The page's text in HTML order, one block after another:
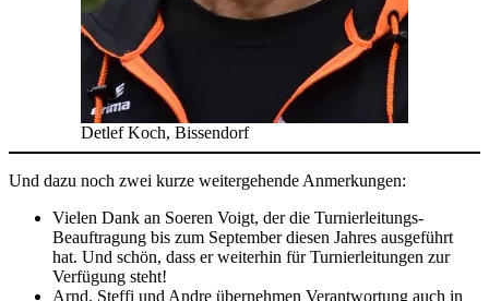
Detlef Koch, Bissendorf
Und dazu noch zwei kurze weitergehende Anmerkungen:
Vielen Dank an Soeren Voigt, der die Turnierleitungs-
Beauftragung bis zum September diesen Jahres ausgeführt
hat. Und schön, dass er weiterhin für Turnierleitungen zur
Verfügung steht!
Arnd, Steffi und Andre übernehmen Verantwortung auch in